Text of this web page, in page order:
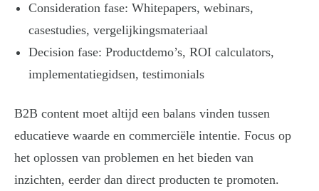
Consideration fase: Whitepapers, webinars,
casestudies, vergelijkingsmateriaal
Decision fase: Productdemo’s, ROI calculators,
implementatiegidsen, testimonials
B2B content moet altijd een balans vinden tussen
educatieve waarde en commerciële intentie. Focus op
het oplossen van problemen en het bieden van
inzichten, eerder dan direct producten te promoten.